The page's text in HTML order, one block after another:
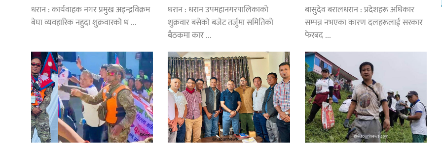
आरोप
धरान : कार्यवाहक नगर प्रमुख अइन्द्रविक्रम
बेघा व्यवहारिक नहुदा शुक्रवारको ध ...
कारण नगरसभा रोकियो
धरान : धरान उपमहानगरपालिकाको
शुक्रवार बसेको बजेट तर्जुमा समितिको
बैठकमा कार ...
अस्थिरताको खेल सजिलो : पूर्व प्रदेश
प्रमुख तुम्बाहाङ
बासुदेव बरालधरान : प्रदेशहरू अधिकार
सम्पन्न नभएका कारण दलहरूलाई सरकार
फेरबद ...